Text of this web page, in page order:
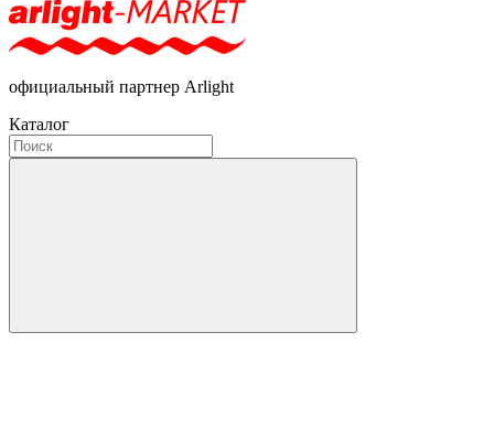
официальный партнер Arlight
Каталог